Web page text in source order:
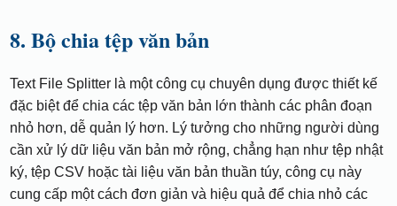
8. Bộ chia tệp văn bản
Text File Splitter là một công cụ chuyên dụng được thiết kế
đặc biệt để chia các tệp văn bản lớn thành các phân đoạn
nhỏ hơn, dễ quản lý hơn. Lý tưởng cho những người dùng
cần xử lý dữ liệu văn bản mở rộng, chẳng hạn như tệp nhật
ký, tệp CSV hoặc tài liệu văn bản thuần túy, công cụ này
cung cấp một cách đơn giản và hiệu quả để chia nhỏ các